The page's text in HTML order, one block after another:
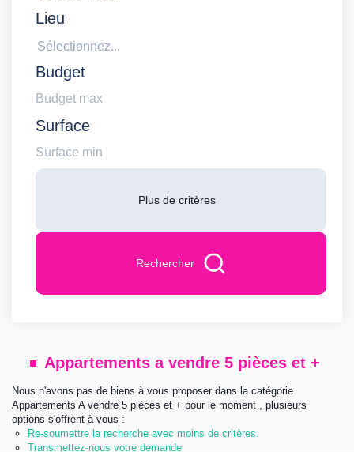
Lieu
Sélectionnez...
Budget
Surface
Plus de critères
Rechercher
Appartements a vendre 5 pièces et +
Nous n'avons pas de biens à vous proposer dans la catégorie
Appartements A vendre 5 pièces et + pour le moment , plusieurs
options s'offrent à vous :
Re-soumettre la recherche avec moins de critères.
Transmettez-nous votre demande